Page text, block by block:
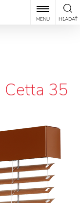
HĽADAŤ
MENU
Cetta 35